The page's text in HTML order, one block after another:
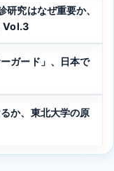
究はなぜ重要か、
Vol.3
ガード」、日本で
か、東北大学の原